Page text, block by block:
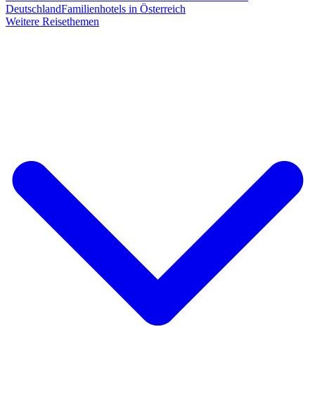
DeutschlandFamilienhotels in Österreich
Weitere Reisethemen